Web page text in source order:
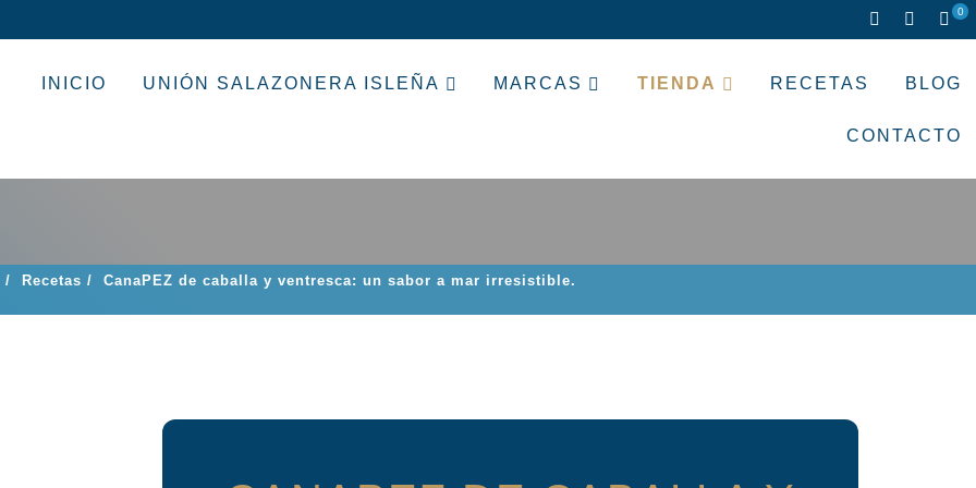
0
INICIO UNIÓN SALAZONERA ISLEÑA MARCAS TIENDA RECETAS BLOG
CONTACTO
/ Recetas / CanaPEZ de caballa y ventresca: un sabor a mar irresistible.